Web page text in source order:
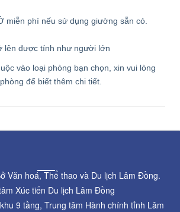
miễn phí nếu sử dụng giường sẵn có.
lên được tính như người lớn
vào loại phòng bạn chọn, xin vui lòng
để biết thêm chi tiết.
Văn hoá, Thể thao và Du lịch Lâm Đồng.
Xúc tiến Du lịch Lâm Đồng
9 tầng, Trung tâm Hành chính tỉnh Lâm